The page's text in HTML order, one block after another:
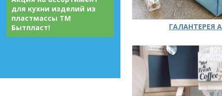
для кухни изделий из
пластмассы ТМ
Бытпласт!
ГАЛАНТЕРЕЯ